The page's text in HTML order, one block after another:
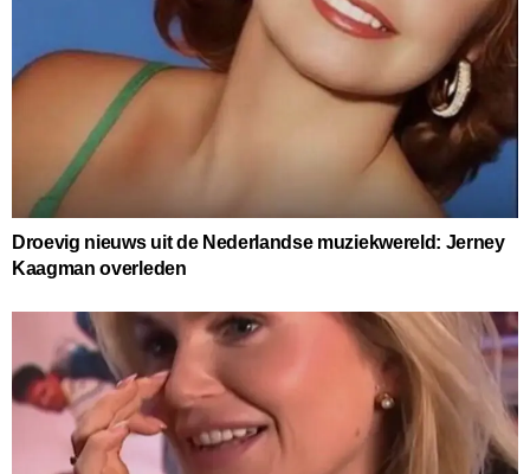
Droevig nieuws uit de Nederlandse muziekwereld: Jerney
Kaagman overleden